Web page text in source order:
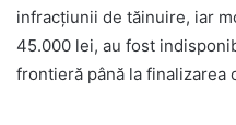
infracţiunii de tăinuire, iar
45.000 lei, au fost
frontieră până la finalizarea